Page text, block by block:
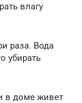
влагу
раза. Вода
убирать
в доме живет